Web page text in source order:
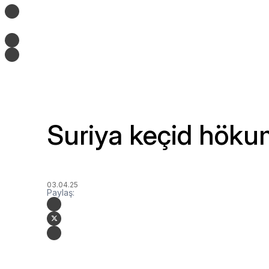
Suriya keçid
03.04.25
Paylaş: